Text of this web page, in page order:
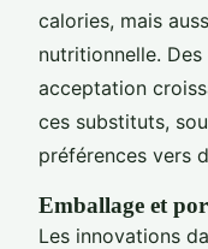
calories, mais
nutritionnelle.
acceptation
ces substituts,
préférences vers
Emballage et
Les innovations